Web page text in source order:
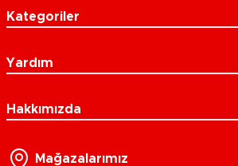
Kategoriler
Yardım
Hakkımızda
Mağazalarımız